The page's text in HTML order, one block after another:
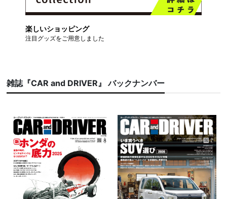
楽しいショッピング
注目グッズをご用意しました
雑誌『CAR and DRIVER』 バックナンバー